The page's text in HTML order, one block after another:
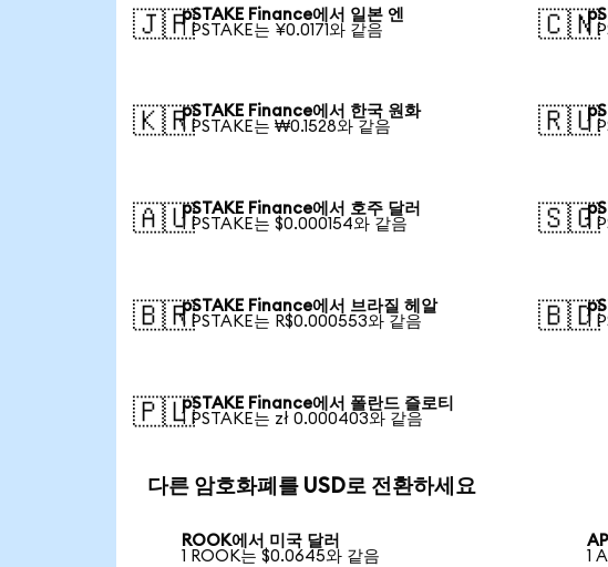
🇯🇵pSTAKE Finance에서 일본 엔
1 PSTAKE는 ¥0.0171와 같음
🇨🇳
1
🇰🇷pSTAKE Finance에서 한국 원화
1 PSTAKE는 ₩0.1528와 같음
🇷🇺
1
🇦🇺pSTAKE Finance에서 호주 달러
1 PSTAKE는 $0.000154와 같음
🇸🇬
1
🇧🇷pSTAKE Finance에서 브라질 헤알
1 PSTAKE는 R$0.000553와 같음
🇧🇩
1
🇵🇱pSTAKE Finance에서 폴란드 즐로티
1 PSTAKE는 zł 0.000403와 같음
다른 암호화폐를 USD로 전환하세요
ROOK에서 미국 달러
1 ROOK는 $0.0645와 같음
1